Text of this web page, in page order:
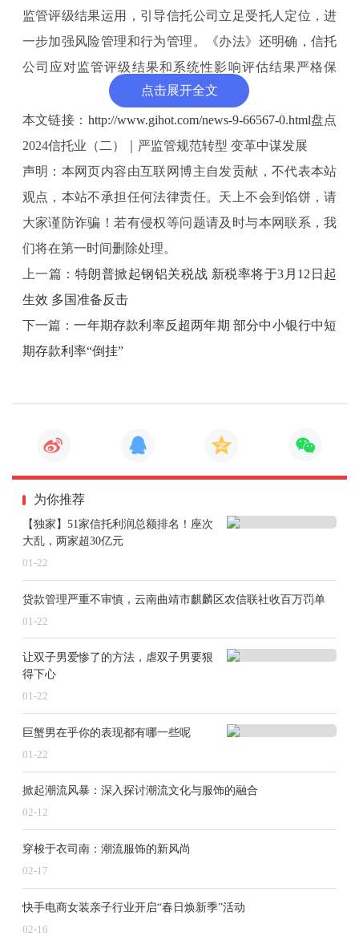
监管评级结果运用，引导信托公司立足受托人定位，进
一步加强风险管理和行为管理。《办法》还明确，信托
公司应对监管评级结果和系统性影响评估结果严格保
密，不得用于广告、宣传、营销等商业目的。此外，信
托公司的监管评级周期为一年，评价期间为上一年1月1
日至12月31日。值得一提的是，数位消息人士向记者表
示，全行业或无一家信托公司获得2023年A类监管评
级。
1+N制度体系待出，业务细则将明确
2023年6月1日《关于规范信托公司信托业务分类的
通知》正式推行，将信托业务分为资产服务信托、资产
管理信托、公益/慈善信托三大类25个业务品种。此后，
确。
在2024年11月底召开的2024年中国信托业年会上，
监管人士透露，目前正在制定1+N制度体系，其中1是指
《关于信托业进一步高质量发展的指导意见》，N是指
资产服务信托、资产管理信托等的业务细则。
一位知情人士分析，“1+N制度体系是以三分类为基
础的，相关政策预计2025年会出台，这些关键业务的展
监管人士还强调，立足时代性是信托业高质量发展的基
本前提，信托业未来发展面临着无限广阔的市场空间，
需求，未来才能真正走好、走远。
增资退潮，告别“资本依赖”
信托公司增加注册资本获监管部门批复。6月份，东莞信
托获批将注册资本金由16.56亿元变更为20.65亿元；12月
点击展开全文
本文链接： http://www.gihot.com/news-9-66567-0.html盘点
2024信托业（二）｜严监管规范转型 变革中谋发展
声明：本网页内容由互联网博主自发贡献，不代表本站
观点，本站不承担任何法律责任。天上不会到馅饼，请
大家谨防诈骗！若有侵权等问题请及时与本网联系，我
们将在第一时间删除处理。
上一篇： 特朗普掀起钢铝关税战 新税率将于3月12日起
生效 多国准备反击
下一篇：一年期存款利率反超两年期 部分中小银行中短
期存款利率“倒挂”
为你推荐
【独家】51家信托利润总额排名！座次
大乱，两家超30亿元
01-22
贷款管理严重不审慎，云南曲靖市麒麟区农信联社收百万罚单
01-22
让双子男爱惨了的方法，虐双子男要狠
得下心
01-22
巨蟹男在乎你的表现都有哪一些呢
01-22
掀起潮流风暴：深入探讨潮流文化与服饰的融合
02-12
穿梭于衣司南：潮流服饰的新风尚
02-17
快手电商女装亲子行业开启“春日焕新季”活动
02-16